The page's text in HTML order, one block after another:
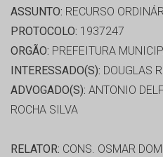
ASSUNTO: RECURSO
PROTOCOLO: 1937247
ORGÃO: PREFEITURA
INTERESSADO(S): DOUGLAS
ADVOGADO(S): ANTONIO
ROCHA SILVA
RELATOR: CONS. OSMAR